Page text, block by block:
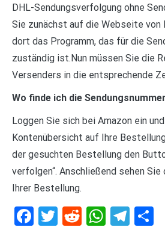
DHL-Sendungsverfolgung ohne
Sie zunächst auf die Webseite von
dort das Programm, das für die
zuständig ist.Nun müssen Sie die
Versenders in die entsprechende
Wo finde ich die
Loggen Sie sich bei Amazon ein
Kontenübersicht auf Ihre
der gesuchten Bestellung den
verfolgen“. Anschließend sehen Sie
Ihrer Bestellung.
Facebook
Twitter
Reddit